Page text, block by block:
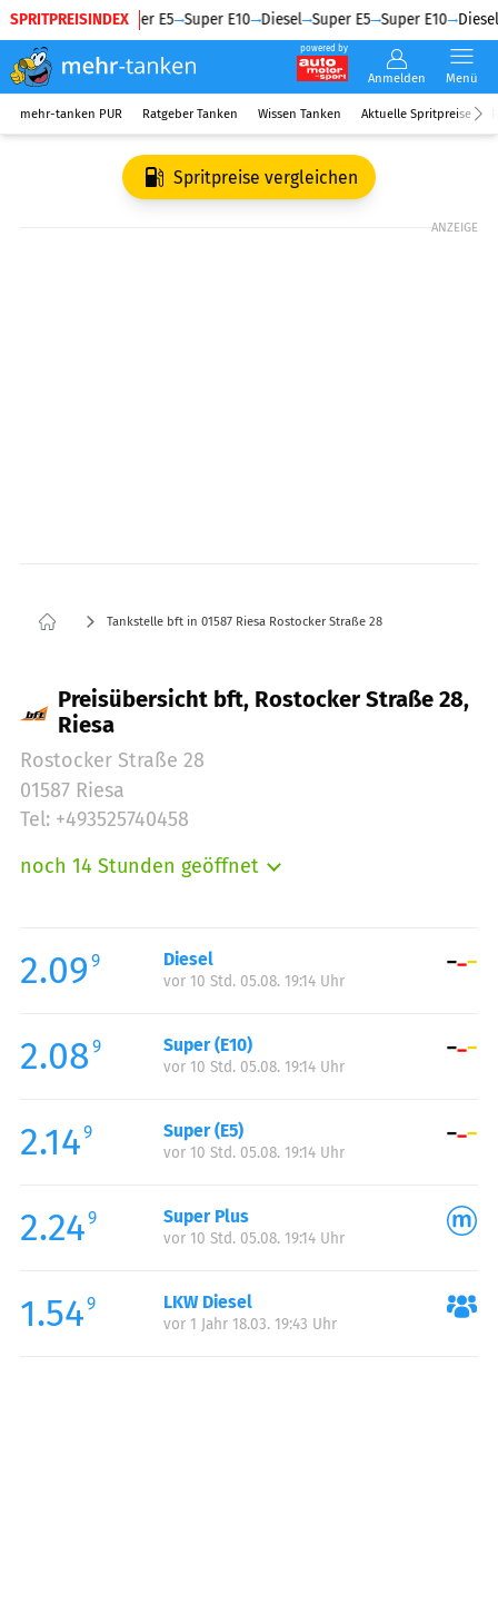
SPRITPREISINDEX
Diesel Super E5 Super E10 Diesel Super E5 Super E10 Diesel
powered by
Anmelden Menü
mehr-tanken PUR Ratgeber Tanken Wissen Tanken Aktuelle Spritpreise
Spritpreise vergleichen
ANZEIGE
Tankstelle bft in 01587 Riesa Rostocker Straße 28
Preisübersicht bft, Rostocker Straße 28,
Riesa
Rostocker Straße 28
01587 Riesa
Tel: +493525740458
noch 14 Stunden geöffnet
Mittwoch:
06:00-22:00
Donnerstag:
Samstag:
06:00-22:00
Sonntag:
2.09 9 Diesel
vor 10 Std. 05.08. 19:14 Uhr
2.08 9 Super (E10)
vor 10 Std. 05.08. 19:14 Uhr
2.149 Super (E5)
vor 10 Std. 05.08. 19:14 Uhr
2.249 Super Plus
vor 10 Std. 05.08. 19:14 Uhr
1.549 LKW Diesel
vor 1 Jahr 18.03. 19:43 Uhr